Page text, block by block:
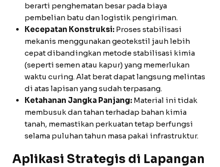
berarti penghematan besar pada biaya
pembelian batu dan logistik pengiriman.
Kecepatan Konstruksi: Proses stabilisasi
mekanis menggunakan geotekstil jauh lebih
cepat dibandingkan metode stabilisasi kimia
(seperti semen atau kapur) yang memerlukan
waktu curing. Alat berat dapat langsung melintas
di atas lapisan yang sudah terpasang.
Ketahanan Jangka Panjang: Material ini tidak
membusuk dan tahan terhadap bahan kimia
tanah, memastikan perkuatan tetap berfungsi
selama puluhan tahun masa pakai infrastruktur.
Aplikasi Strategis di Lapangan